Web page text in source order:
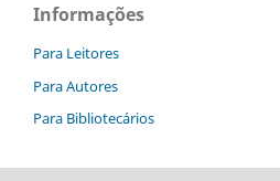
Informações
Para Leitores
Para Autores
Para Bibliotecários